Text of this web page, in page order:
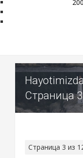
Страница
Страница 3 из